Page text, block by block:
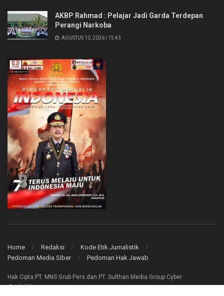
AKBP Rahmad : Pelajar Jadi Garda Terdepan
Perangi Narkoba
AGUSTUS 10, 2026 | 15:43
Home Redaksi
Kode Etik Jurnalistik
Pedoman Media Siber
Pedoman Hak Jawab
Hak Cipta PT. MNS Grub Pers dan PT. Sulthan Media Group Cyber
@infoklik.co